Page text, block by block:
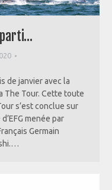
parti…
de janvier avec la
The Tour. Cette toute
s’est conclue sur
menée par
Germain